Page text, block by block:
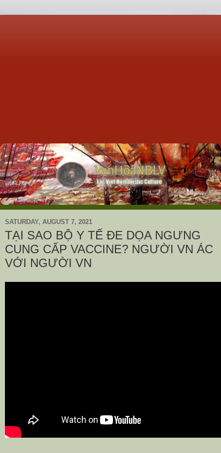
SATURDAY, AUGUST 7, 2021
TẠI SAO BỘ Y TẾ ĐE DỌA NGƯNG
CUNG CẤP VACCINE? NGƯỜI VN ÁC
VỚI NGƯỜI VN